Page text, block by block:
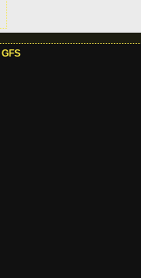
GFS